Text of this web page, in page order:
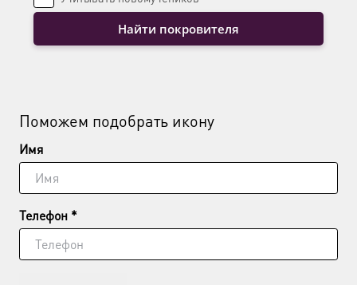
Найти покровителя
Поможем подобрать икону
Имя
Телефон *